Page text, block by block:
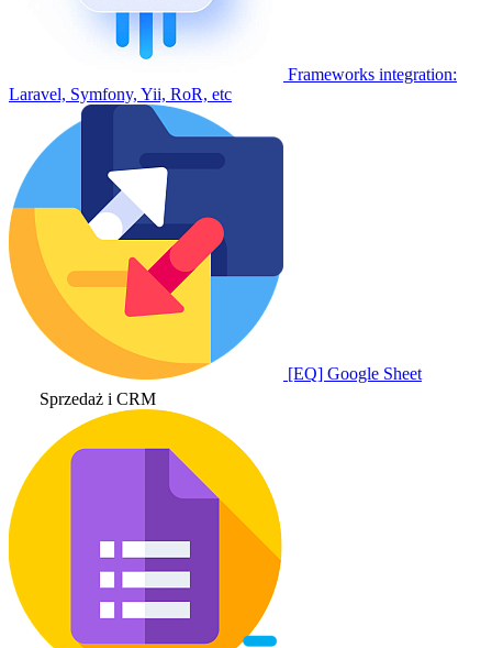
Frameworks integration:
Laravel, Symfony, Yii, RoR, etc
[EQ] Google Sheet
Sprzedaż i CRM